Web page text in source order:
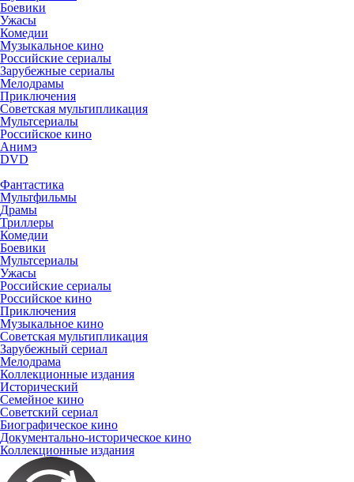
Боевики
Ужасы
Комедии
Музыкальное кино
Российские сериалы
Зарубежные сериалы
Мелодрамы
Приключения
Советская мультипликация
Мультсериалы
Российское кино
Анимэ
DVD
Фантастика
Мультфильмы
Драмы
Триллеры
Комедии
Боевики
Мультсериалы
Ужасы
Российские сериалы
Российское кино
Приключения
Музыкальное кино
Советская мультипликация
Зарубежный сериал
Мелодрама
Коллекционные издания
Исторический
Семейное кино
Советский сериал
Биографическое кино
Документально-историческое кино
Коллекционные издания